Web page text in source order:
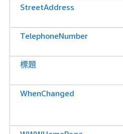
StreetAddress
TelephoneNumber
標題
WhenChanged